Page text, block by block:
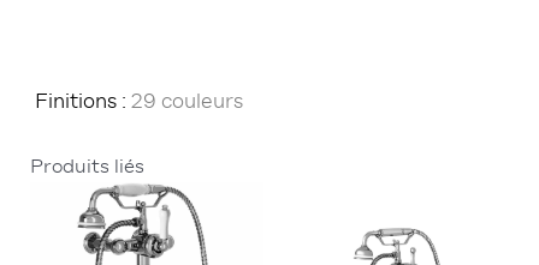
Finitions : 29 couleurs
Produits liés